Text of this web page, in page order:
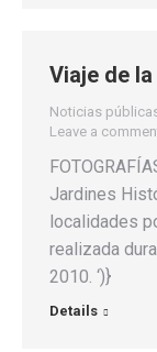
Viaje de
Noticias
Leave a
Jardines
localidades
realizada
2010. ‘)}
Details